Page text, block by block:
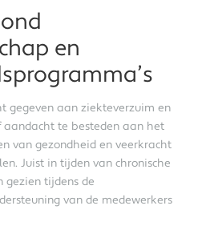
en
gegeven aan ziekteverzuim en
aandacht te besteden aan het
van gezondheid en veerkracht
Juist in tijden van chronische
gezien tijdens de
van de medewerkers